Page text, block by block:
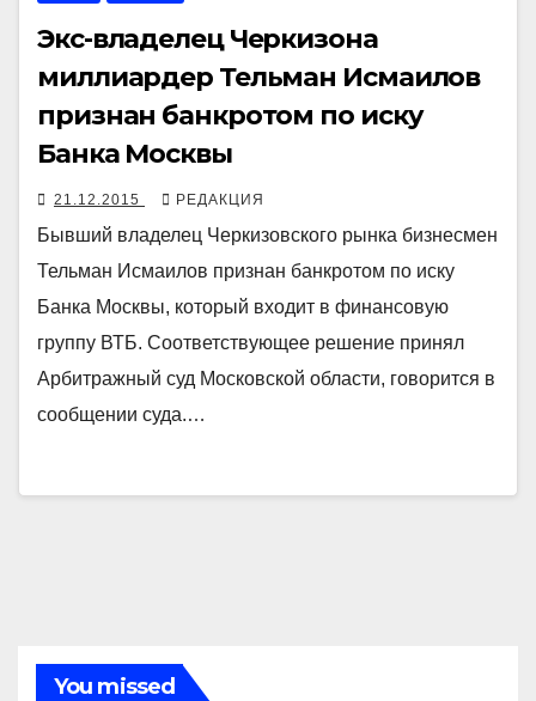
Экс-владелец Черкизона
миллиардер Тельман Исмаилов
признан банкротом по иску
Банка Москвы
21.12.2015 РЕДАКЦИЯ
Бывший владелец Черкизовского рынка бизнесмен
Тельман Исмаилов признан банкротом по иску
Банка Москвы, который входит в финансовую
группу ВТБ. Соответствующее решение принял
Арбитражный суд Московской области, говорится в
сообщении суда.…
You missed